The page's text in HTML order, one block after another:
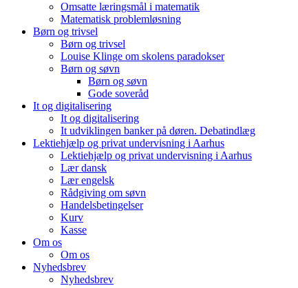
Omsatte læringsmål i matematik
Matematisk problemløsning
Børn og trivsel
Børn og trivsel
Louise Klinge om skolens paradokser
Børn og søvn
Børn og søvn
Gode soveråd
It og digitalisering
It og digitalisering
It udviklingen banker på døren. Debatindlæg
Lektiehjælp og privat undervisning i Aarhus
Lektiehjælp og privat undervisning i Aarhus
Lær dansk
Lær engelsk
Rådgiving om søvn
Handelsbetingelser
Kurv
Kasse
Om os
Om os
Nyhedsbrev
Nyhedsbrev